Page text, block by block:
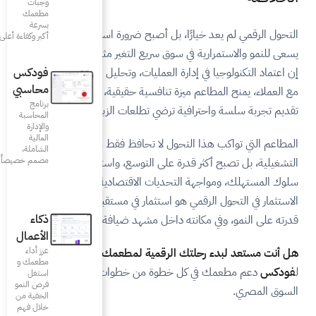
أكبر وكفاءة أعلى
فودكس
محاسبي
برنامج
المحاسبة
المالية
الشاملة،
مصمم خصيصاً للمطاعم
ذكاء
عزز أداء
مطعمك و
استغل
فرص النمو
ضرورة استراتيجية لكل مطعم
التغير مثل السوق المصري.
وتحليل البيانات، والتواصل
حقيقية، ويساعدها على
الزبائن المعاصرين.
فقط على كفاءتها
واستيعاب التغيرات في
وبالتالي، فإن
في مستقبل مطعمك، في
ضيافة أكثر ذكاءً وابتكارًا.
لمطعمك؟اكتشف كيف يمكن
خطوات التحول الرقمي في